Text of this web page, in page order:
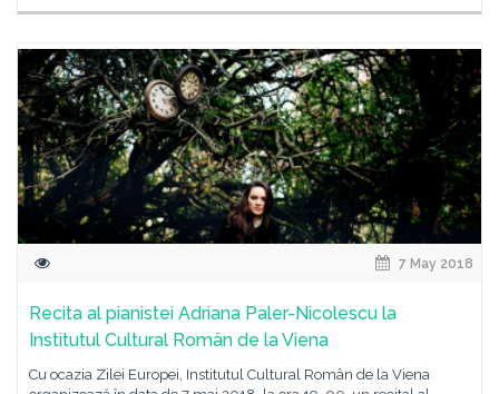
7 May 2018
Recita al pianistei Adriana Paler-Nicolescu la
Institutul Cultural Român de la Viena
Cu ocazia Zilei Europei, Institutul Cultural Român de la Viena